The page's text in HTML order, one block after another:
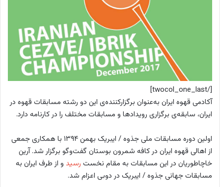
[/twocol_one_last]
آکادمی قهوه ایران به‌عنوان برگزارکننده‌ی این دو رشته مسابقات قهوه در
ایران، سابقه‌ی برگزاری رویدادها و مسابقات مختلف را در کارنامه دارد.
اولین دوره مسابقات ملی جذوه / ایبریک بهمن ۱۳۹۴ با همکاری جمعی
از اهالی قهوه ایران در کافه شمرون بوستان گفت‌وگو برگزار شد. آرین
خاچاطوریان در این مسابقات به مقام نخست رسید و از طرف ایران به
مسابقات جهانی جذوه / ایبریک در دوبی اعزام شد.